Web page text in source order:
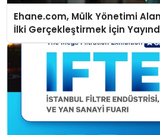
Ehane.com, Mülk Yönetimi
İlki Gerçekleştirmek İçin